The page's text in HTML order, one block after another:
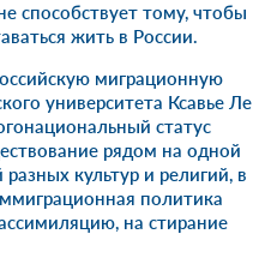
способствует тому, чтобы
жить в России.
миграционную
университета Ксавье Ле
статус
рядом на одной
культур и религий, в
политика
на стирание